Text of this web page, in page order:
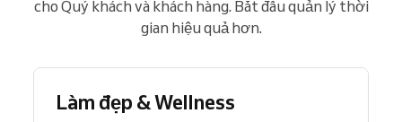
cho Quý khách và khách hàng. Bắt đầu quản lý thời
gian hiệu quả hơn.
Làm đẹp & Wellness